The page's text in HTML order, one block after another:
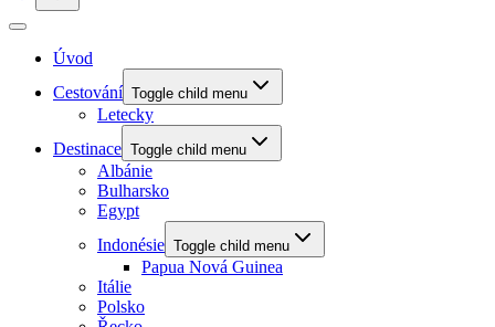
Úvod
Cestování Toggle child menu
Letecky
Destinace Toggle child menu
Albánie
Bulharsko
Egypt
Indonésie Toggle child menu
Papua Nová Guinea
Itálie
Polsko